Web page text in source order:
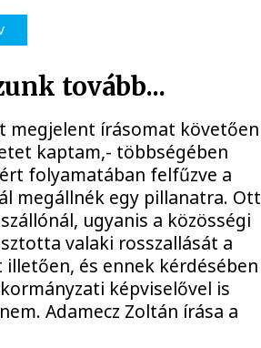
tovább...
megjelent írásomat követően
kaptam,- többségében
folyamatában felfűzve a
megállnék egy pillanatra. Ott
ugyanis a közösségi
valaki rosszallását a
és ennek kérdésében
képviselővel is
Adamecz Zoltán írása a